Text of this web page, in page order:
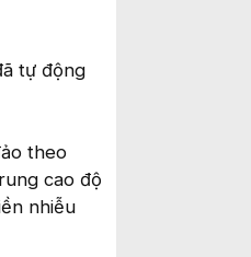
tự động
theo
cao độ
nhiễu